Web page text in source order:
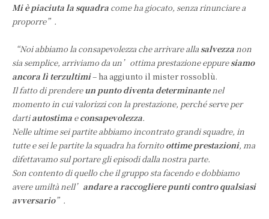
Mi è piaciuta la squadra come ha giocato, senza rinunciare a
proporre”.
“Noi abbiamo la consapevolezza che arrivare alla salvezza non
sia semplice, arriviamo da un’ottima prestazione eppuresiamo
ancora lì terzultimi– ha aggiunto il mister rossoblù.
Il fatto di prendereun punto diventa determinante nel
momento in cui valorizzi con la prestazione, perché serve per
dartiautostima econsapevolezza.
Nelle ultime sei partite abbiamo incontrato grandi squadre, in
tutte e sei le partite la squadra ha fornito ottime prestazioni, ma
difettavamo sul portare gli episodi dalla nostra parte.
Son contento di quello che il gruppo sta facendo e dobbiamo
avere umiltà nell’ andare a raccogliere punti contro qualsiasi
avversario”.